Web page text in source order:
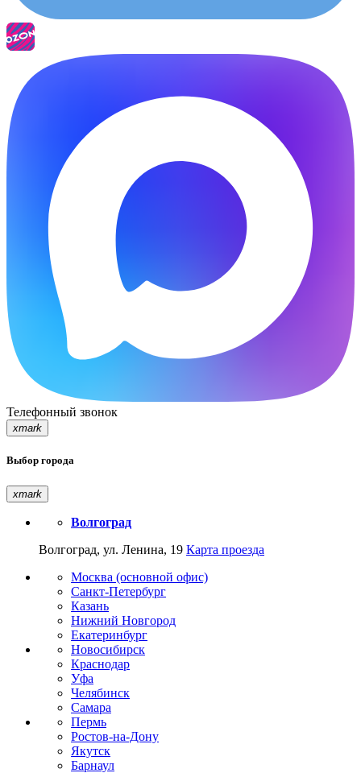
Телефонный звонок
xmark
Выбор города
xmark
Волгоград
Волгоград, ул. Ленина, 19 Карта проезда
Москва (основной офис)
Санкт-Петербург
Казань
Нижний Новгород
Екатеринбург
Новосибирск
Краснодар
Уфа
Челябинск
Самара
Пермь
Ростов-на-Дону
Якутск
Барнаул